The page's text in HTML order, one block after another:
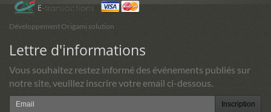
Développement Origami solution
Lettre d'informations
Vous souhaitez restez informé des événements publiés sur
notre site, veuillez inscrire votre email ci-dessous.
Inscription